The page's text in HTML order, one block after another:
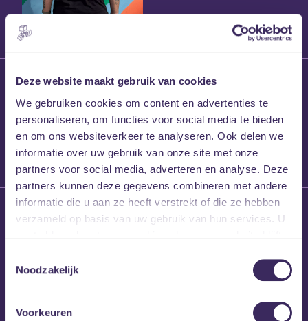
Deze website maakt gebruik van cookies
We gebruiken cookies om content en advertenties te
personaliseren, om functies voor social media te bieden
en om ons websiteverkeer te analyseren. Ook delen we
informatie over uw gebruik van onze site met onze
partners voor social media, adverteren en analyse. Deze
partners kunnen deze gegevens combineren met andere
informatie die u aan ze heeft verstrekt of die ze hebben
verzameld op basis van uw gebruik van hun services. U
Noodzakelijk
Voorkeuren
27 maart 2026
Willem’s Blog:
Frans Kalf
26 maart 2026
Willem’s Blog: High